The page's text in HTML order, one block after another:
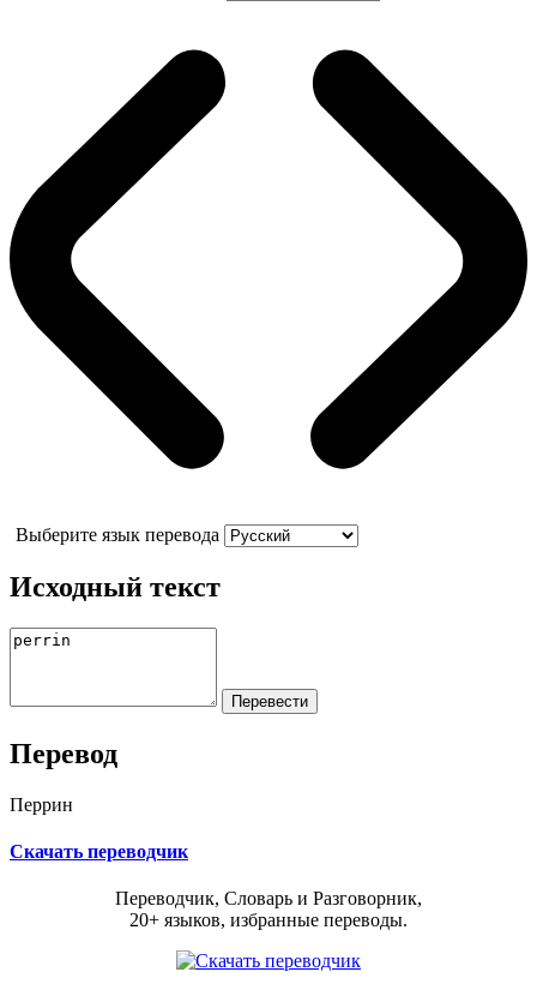
Выберите язык перевода
Исходный текст
Перевод
Перрин
Скачать переводчик
Переводчик, Словарь и Разговорник,
20+ языков, избранные переводы.